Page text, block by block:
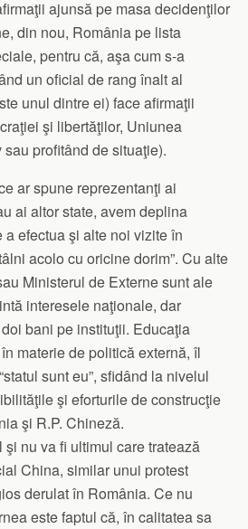
ajunsă pe masa decidenţilor
din nou, România pe lista
pentru că, aşa cum s-a
un oficial de rang înalt al
unul dintre ei) face afirmaţii
şi libertăţilor, Uniunea
profitând de situaţie).
ar spune reprezentanţi ai
ai altor state, avem deplina
efectua şi alte noi vizite în
acolo cu oricine dorim”. Cu alte
Ministerul de Externe sunt ale
interesele naţionale, dar
bani pe instituţii. Educaţia
materie de politică externă, îl
sunt eu”, sfidând la nivelul
şi eforturile de construcţie
şi R.P. Chineză.
nu va fi ultimul care tratează
China, similar unui protest
derulat în România. Ce nu
este faptul că, în calitatea sa